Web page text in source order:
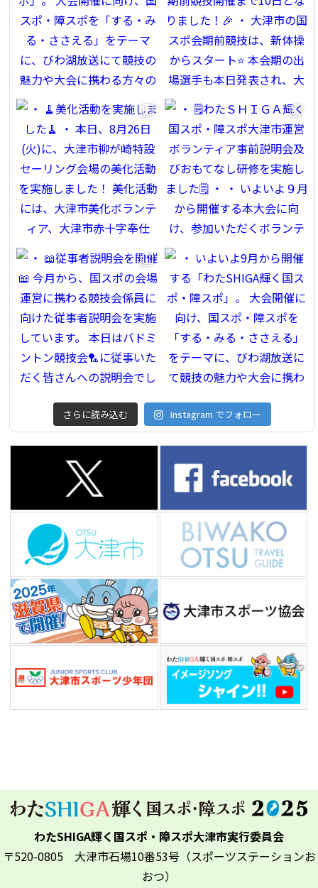
さらに読み込む Instagram でフォロー
わたSHIGA輝く国スポ・障スポ大津市実行委員会
〒520-0805 大津市石場10番53号（スポーツステーションお
おつ）